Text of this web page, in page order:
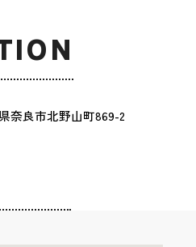
奈良市北野山町869-2